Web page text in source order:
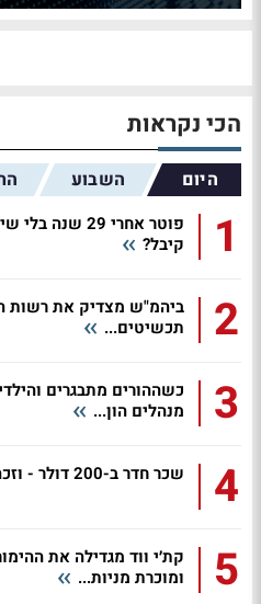
הכי נקראות
היום השבוע
1
קיבל?
2
ביהמ"ש מצדיק את רשות
תכשיטים...
3
כשההורים מתבגרים
מנהלים הון...
4 שכר חדר ב-200 דולר - וזכה במחצית מדירת המנוחה
5
ומוכרת מניות...